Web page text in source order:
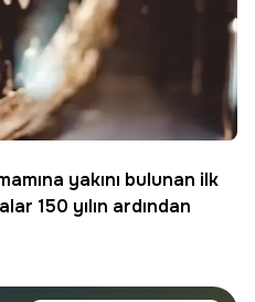
yakını bulunan ilk
150 yılın ardından